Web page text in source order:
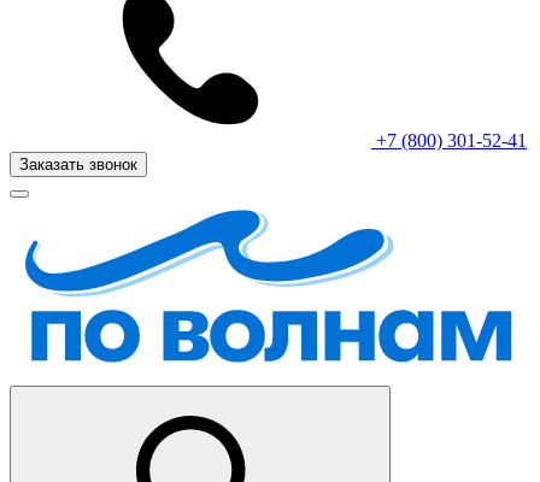
+7 (800) 301-52-41
Заказать звонок